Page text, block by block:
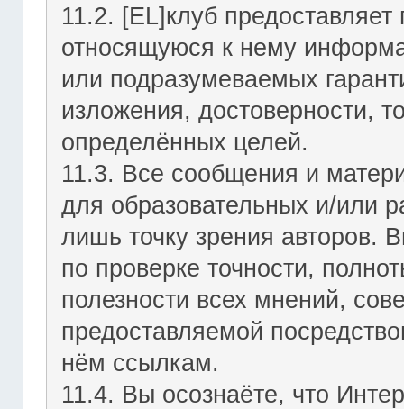
11.2. [EL]клуб
относящуюся к нему
или подразумеваемых
изложения, достоверности,
определённых целей.
11.3. Все сообщения и
для образовательных и/или
лишь точку зрения авторов.
по проверке точности,
полезности всех мнений,
предоставляемой
нём ссылкам.
11.4. Вы осознаёте, что